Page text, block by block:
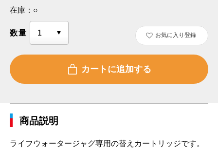
在庫： ○
数量 お気に入り登録
商品説明
ライフウォータージャグ専用の替えカートリッジです。